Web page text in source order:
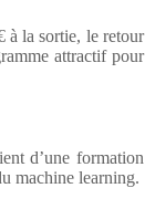
à la sortie, le retour
attractif pour
d’une formation
machine learning.